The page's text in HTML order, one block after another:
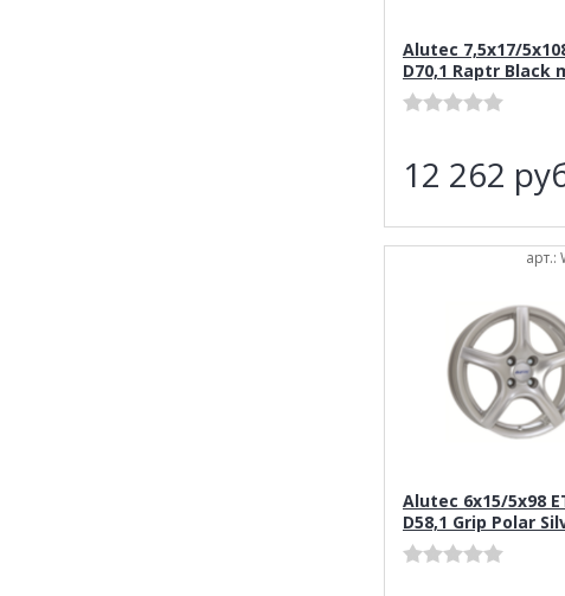
Alutec 7,5x17/
D70,1 Raptr Black
12 262
арт.:
Alutec 6x15/5x98
D58,1 Grip Polar